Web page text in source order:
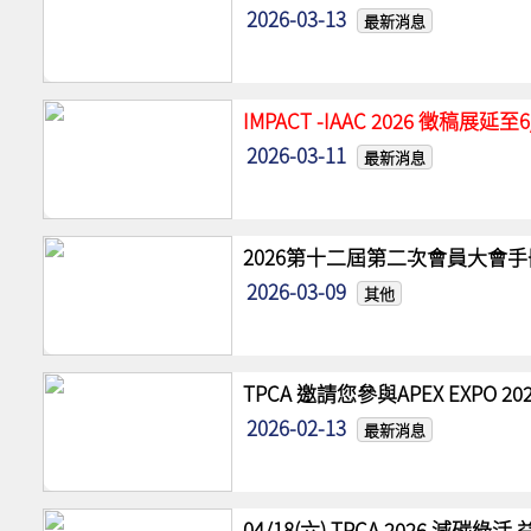
2026-03-13 最新消息
IMPACT -IAAC 2026 徵稿展延
2026-03-11
最新消息
2026第十二屆第二次會員大會
2026-03-09
其他
TPCA 邀請您參與APEX EXPO
2026-02-13
最新消息